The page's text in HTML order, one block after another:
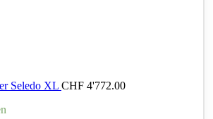
Seledo XL CHF 4'772.00